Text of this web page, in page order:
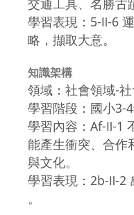
交通工具、名勝古
學習表現：5-Ⅱ-6
略，擷取大意。
知識架構
領域：社會領域-
學習階段：國小3-
學習內容：Af-Ⅱ-1
能產生衝突、合作
與文化。
學習表現：2b-Ⅱ-2
。